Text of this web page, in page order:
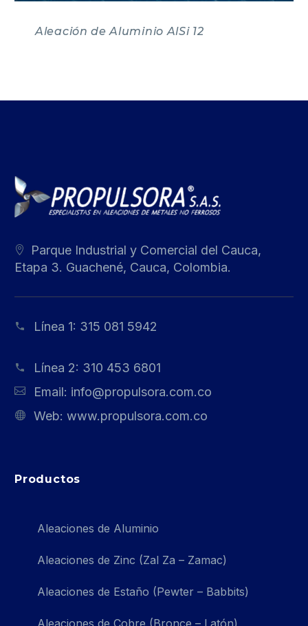
Aleación de Aluminio AlSi 12
Parque Industrial y Comercial del Cauca,
Etapa 3. Guachené, Cauca, Colombia.
Línea 1: 315 081 5942
Línea 2: 310 453 6801
Email: info@propulsora.com.co
Web: www.propulsora.com.co
Productos
Aleaciones de Aluminio
Aleaciones de Zinc (Zal Za – Zamac)
Aleaciones de Estaño (Pewter – Babbits)
Aleaciones de Cobre (Bronce – Latón)